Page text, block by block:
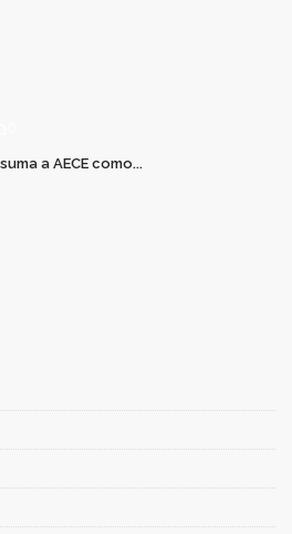
a AECE como...